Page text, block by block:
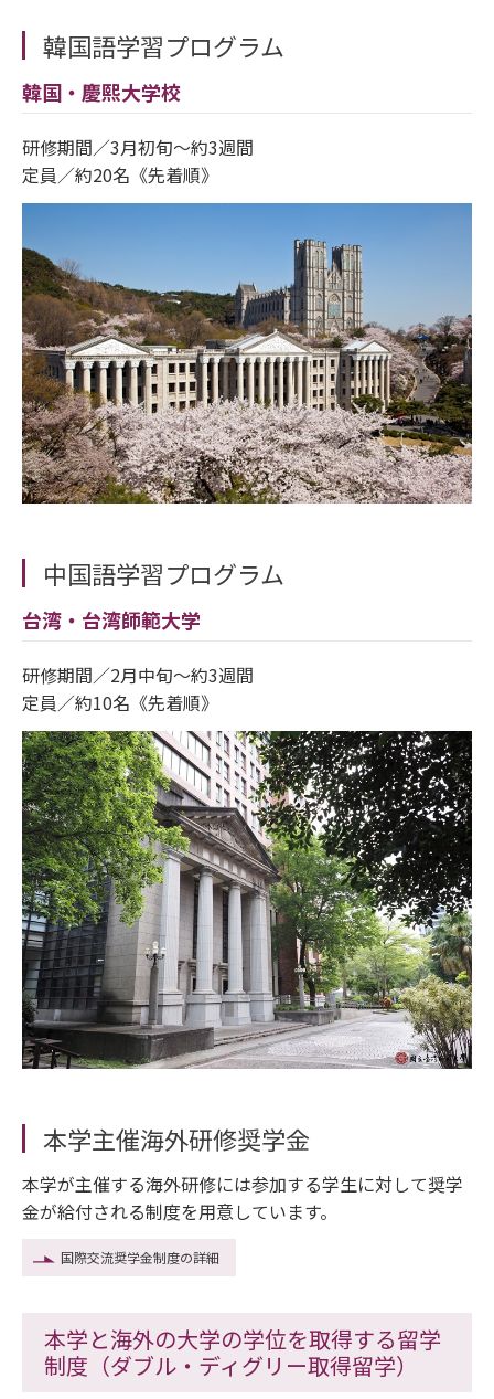
韓国語学習プログラム
韓国・慶熙大学校
研修期間／3月初旬～約3週間
定員／約20名《先着順》
中国語学習プログラム
台湾・台湾師範大学
研修期間／2月中旬～約3週間
定員／約10名《先着順》
本学主催海外研修奨学金
本学が主催する海外研修には参加する学生に対して奨学
金が給付される制度を用意しています。
国際交流奨学金制度の詳細
本学と海外の大学の学位を取得する留学
制度（ダブル・ディグリー取得留学）